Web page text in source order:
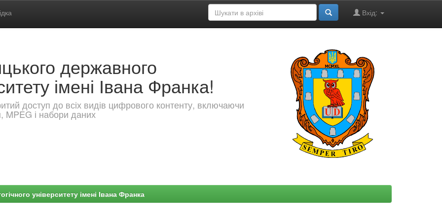
Вхід:
державного
імені Івана Франка!
доступ до всіх видів цифрового контенту, включаючи
MPEG і набори даних
університету імені Івана Франка